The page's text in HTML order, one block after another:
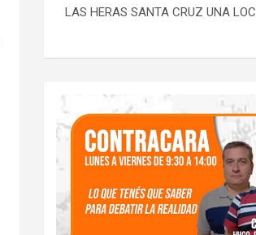
LAS HERAS SANTA CRUZ UNA